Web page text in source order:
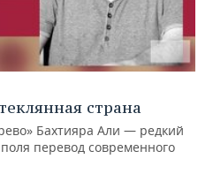
страна
Бахтияра Али — редкий
перевод современного